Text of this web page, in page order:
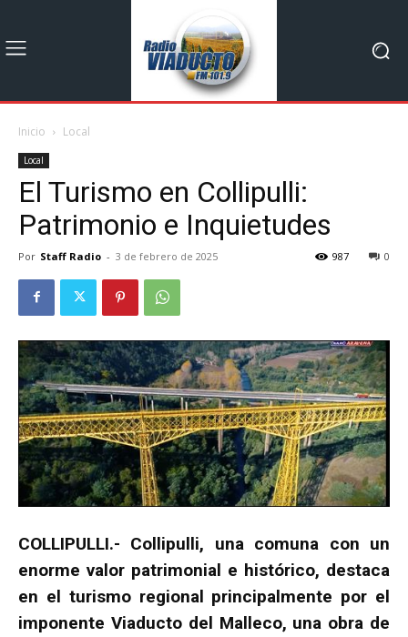
Inicio Local
Local
El Turismo en Collipulli:
Patrimonio e Inquietudes
Por Staff Radio - 3 de febrero de 2025 0
987
COLLIPULLI.- Collipulli, una comuna con un
enorme valor patrimonial e histórico, destaca
en el turismo regional principalmente por el
imponente Viaducto del Malleco, una obra de